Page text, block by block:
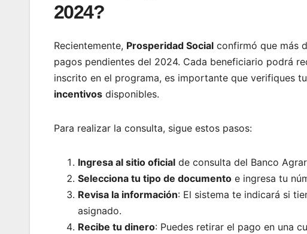
2024?
Recientemente, Prosperidad Social confirmó que más
pagos pendientes del 2024. Cada beneficiario podrá
inscrito en el programa, es importante que verifiques
incentivos disponibles.
Para realizar la consulta, sigue estos pasos:
Ingresa al sitio oficial de consulta del Banco
Selecciona tu tipo de documento e ingresa tu
Revisa la información: El sistema te indicará si
asignado.
Recibe tu dinero: Puedes retirar el pago en una